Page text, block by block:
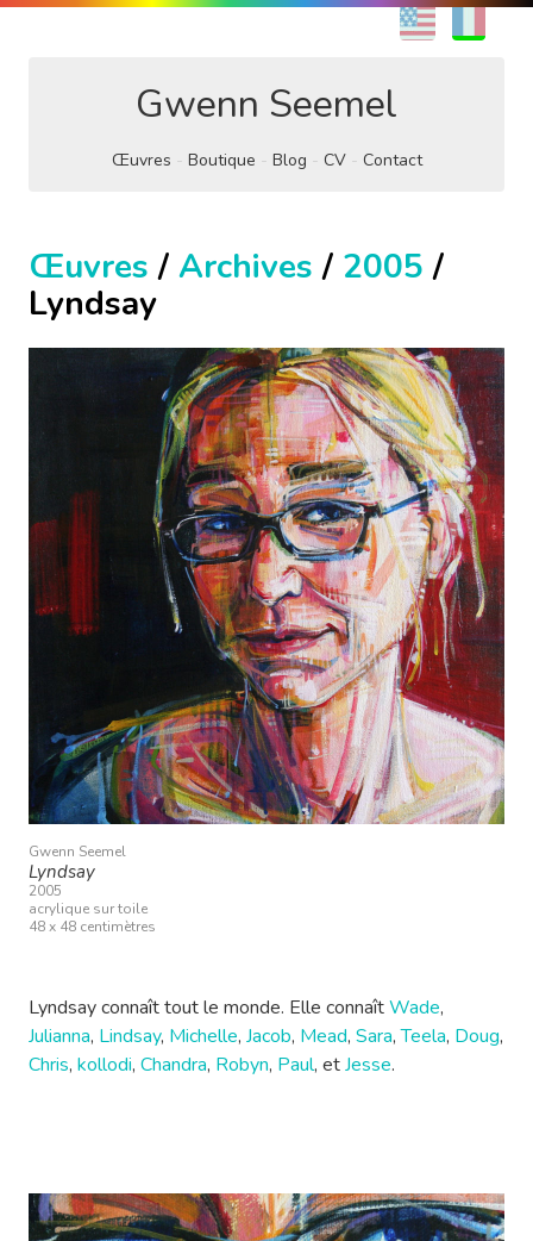
EN
Gwenn Seemel
Œuvres Boutique Blog CV Contact
Œuvres / Archives / 2005 /
Lyndsay
Gwenn Seemel
Lyndsay
2005
acrylique sur toile
48 x 48 centimètres
Lyndsay connaît tout le monde. Elle connaîtWade,
Julianna, Lindsay, Michelle, Jacob, Mead, Sara,Teela, Doug,
Chris, kollodi, Chandra, Robyn, Paul, etJesse.